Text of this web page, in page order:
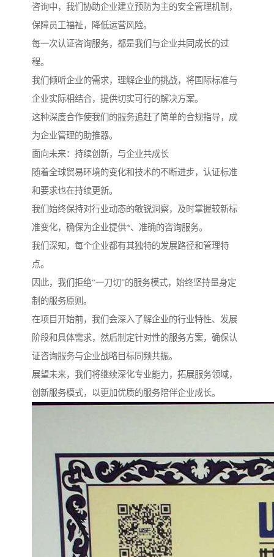
咨询中，我们协助企业建立预防为主的安全管理机制，
保障员工福祉，降低运营风险。
每一次认证咨询服务，都是我们与企业共同成长的过
程。
我们倾听企业的需求，理解企业的挑战，将国际标准与
企业实际相结合，提供切实可行的解决方案。
这种深度合作使我们的服务追赶了简单的合规指导，成
为企业管理的助推器。
面向未来：持续创新，与企业共成长
随着全球贸易环境的变化和技术的不断进步，认证标准
和要求也在持续更新。
我们始终保持对行业动态的敏锐洞察，及时掌握较新标
准变化，确保为企业提供*、准确的咨询服务。
我们深知，每个企业都有其独特的发展路径和管理特
点。
因此，我们拒绝“一刀切”的服务模式，始终坚持量身定
制的服务原则。
在项目开始前，我们会深入了解企业的行业特性、发展
阶段和具体需求，然后制定针对性的服务方案，确保认
证咨询服务与企业战略目标同频共振。
展望未来，我们将继续深化专业能力，拓展服务领域，
创新服务模式，以更加优质的服务陪伴企业成长。